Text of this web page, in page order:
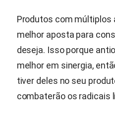
Produtos com múltiplos
melhor aposta para
deseja. Isso porque
melhor em sinergia,
tiver deles no seu
combaterão os radicais